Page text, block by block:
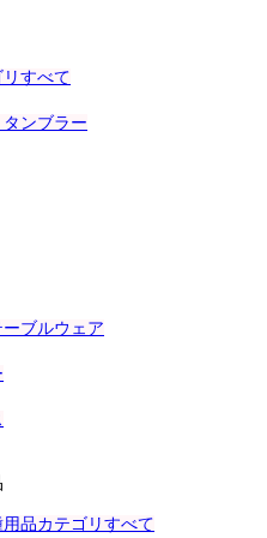
すべて
ンブラー
ブルウェア
品カテゴリすべて